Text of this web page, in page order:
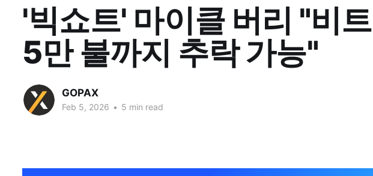
'빅쇼트' 마이클 버리 "비
5만 불까지 추락 가능"
GOPAX
Feb 5, 2026 • 5 min read